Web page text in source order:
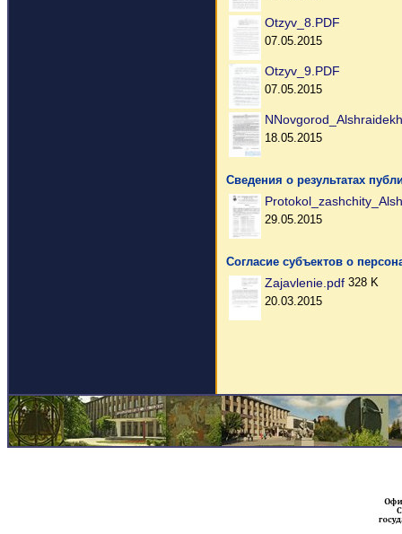
Otzyv_8.PDF
07.05.2015
Otzyv_9.PDF
07.05.2015
18.05.2015
Сведения о результатах
29.05.2015
Согласие субъектов о
Zajavlenie.pdf
20.03.2015
328 K